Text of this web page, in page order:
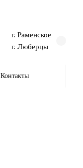
г. Раменское
г. Люберцы
Контакты